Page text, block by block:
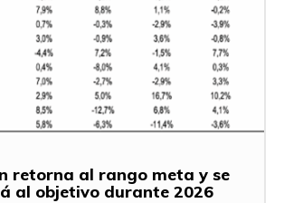
retorna al rango meta y se
al objetivo durante 2026